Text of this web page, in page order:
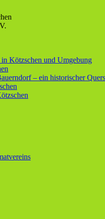
Kötzschen und Umgebung
– ein historischer